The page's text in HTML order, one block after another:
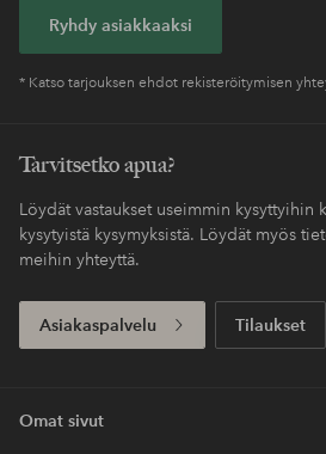
Ryhdy asiakkaaksi
* Katso tarjouksen ehdot rekisteröitymisen
Tarvitsetko apua?
Löydät vastaukset useimmin kysyttyihin
kysytyistä kysymyksistä. Löydät myös
meihin yhteyttä.
Asiakaspalvelu Tilaukset
Omat sivut